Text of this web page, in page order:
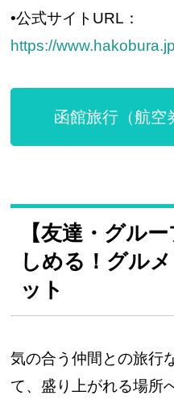
•公式サイトURL：
https://
函館旅行（航空
【友達・グル
しめる！グル
ット
気の合う仲間との旅行
て、盛り上がれる場所